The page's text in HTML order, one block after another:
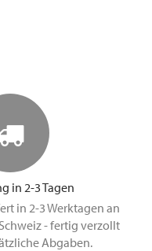
in 2-3 Tagen
in 2-3 Werktagen an
- fertig verzollt
Abgaben.